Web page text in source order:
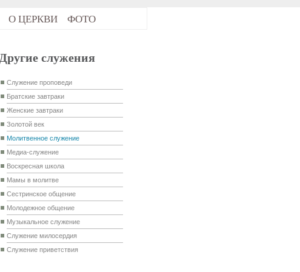
О ЦЕРКВИ ФОТО
служения
Служение проповеди
Братские завтраки
Женские завтраки
Золотой век
Молитвенное служение
Медиа-служение
Воскресная школа
Мамы в молитве
Сестринское общение
Молодежное общение
Музыкальное служение
Служение милосердия
Служение приветствия